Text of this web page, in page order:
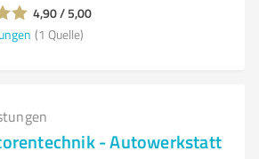
4,90 / 5,00
(1 Quelle)
- Autowerkstatt